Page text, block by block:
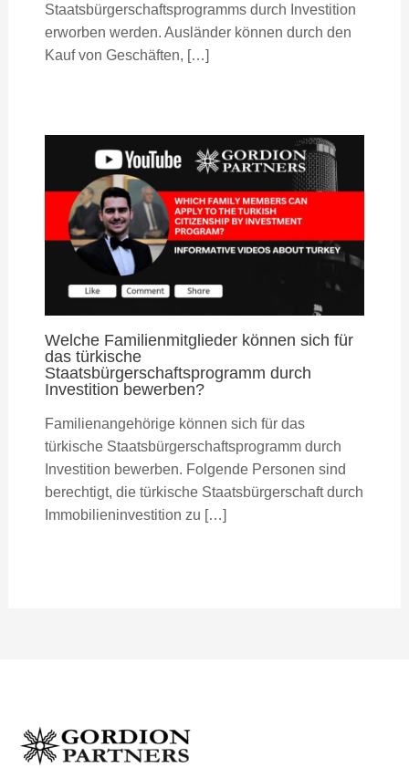
Staatsbürgerschaftsprogramms durch Investition
erworben werden. Ausländer können durch den
Kauf von Geschäften, […]
Welche Familienmitglieder können sich für
das türkische
Staatsbürgerschaftsprogramm durch
Investition bewerben?
Familienangehörige können sich für das
türkische Staatsbürgerschaftsprogramm durch
Investition bewerben. Folgende Personen sind
berechtigt, die türkische Staatsbürgerschaft durch
Immobilieninvestition zu […]